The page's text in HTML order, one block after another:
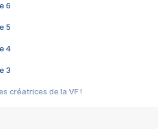
6
5
4
3
créatrices de la VF !